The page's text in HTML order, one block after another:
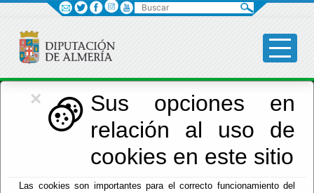
×
Sus opciones en
relación al uso de
cookies en este sitio
Las cookies son importantes para el correcto funcionamiento del
Economía
Menú Hacienda
Buscar